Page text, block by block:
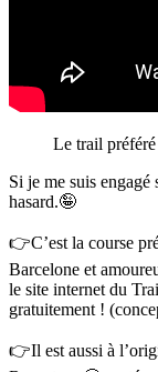
Le trail
Si je me suis engagé
hasard.🤪
👉C’est la course
Barcelone et
le site internet du
gratuitement !
👉Il est aussi à